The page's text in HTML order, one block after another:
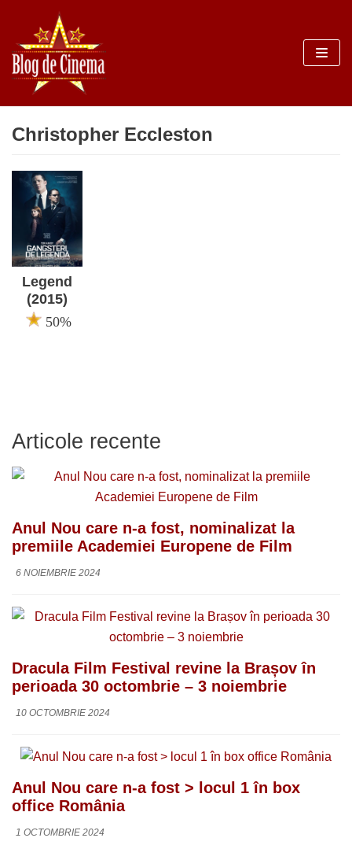
Sari
la
conținut
Christopher Eccleston
Legend
(2015)
50%
Articole recente
Anul Nou care n-a fost, nominalizat la
premiile Academiei Europene de Film
6 NOIEMBRIE 2024
Dracula Film Festival revine la Brașov în
perioada 30 octombrie – 3 noiembrie
10 OCTOMBRIE 2024
Anul Nou care n-a fost > locul 1 în box
office România
1 OCTOMBRIE 2024